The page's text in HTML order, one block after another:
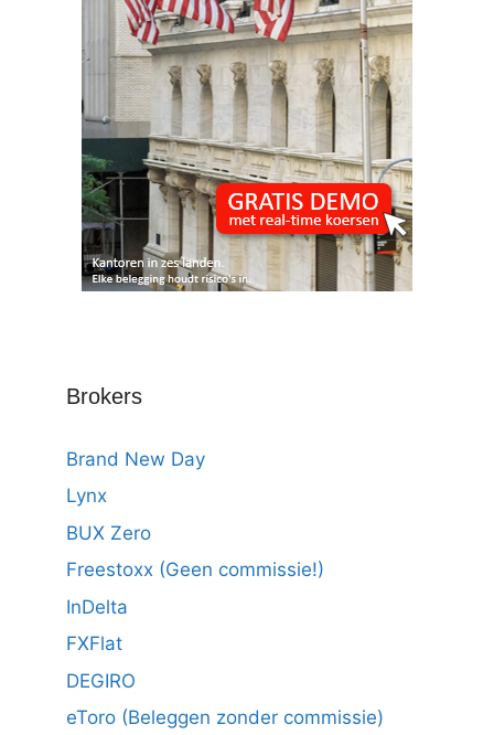
Brokers
Brand New Day
Lynx
BUX Zero
Freestoxx (Geen commissie!)
InDelta
FXFlat
DEGIRO
eToro (Beleggen zonder commissie)